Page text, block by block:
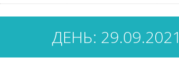
ДЕНЬ: 29.09.2021